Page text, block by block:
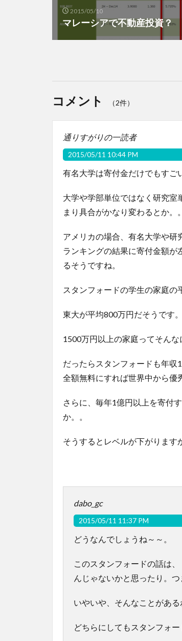
2015/05/10
マレーシアで不動産投資？
コメント （2件）
通りすがりの一読者
2015/05/11 10:44 PM
有名大学は寄付金だけでもすご
大学や学部単位ではなく研究
まり具合がかなり変わるとか。。
アメリカの場合、有名大学や研
ランキングの結果に寄付金額が
るそうですね。
スタンフォードの学生の家庭の
東大が平均800万円だそうです。
1500万円以上の家庭ってそんな
だったらスタンフォードも年収
全額無料にすれば世界中から優
さらに、毎年1億円以上を寄付
か。。
そうするとレベルが下がります
dabo_gc
2015/05/11 11:37 PM
どうなんでしょうね～～。
このスタンフォードの話は
んじゃないかと思ったり。
いやいや、そんなことがある
どちらにしてもスタンフォ